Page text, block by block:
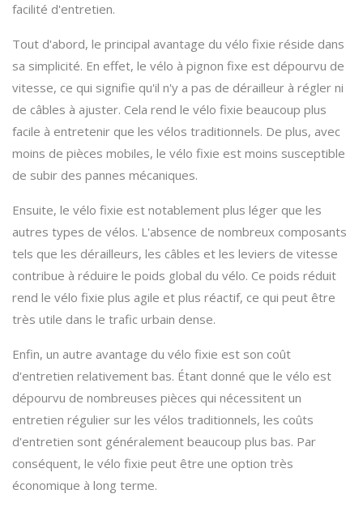
facilité d'entretien.
Tout d'abord, le principal avantage du vélo fixie réside dans
sa simplicité. En effet, le vélo à pignon fixe est dépourvu de
vitesse, ce qui signifie qu'il n'y a pas de dérailleur à régler ni
de câbles à ajuster. Cela rend le vélo fixie beaucoup plus
facile à entretenir que les vélos traditionnels. De plus, avec
moins de pièces mobiles, le vélo fixie est moins susceptible
de subir des pannes mécaniques.
Ensuite, le vélo fixie est notablement plus léger que les
autres types de vélos. L'absence de nombreux composants
tels que les dérailleurs, les câbles et les leviers de vitesse
contribue à réduire le poids global du vélo. Ce poids réduit
rend le vélo fixie plus agile et plus réactif, ce qui peut être
très utile dans le trafic urbain dense.
Enfin, un autre avantage du vélo fixie est son coût
d'entretien relativement bas. Étant donné que le vélo est
dépourvu de nombreuses pièces qui nécessitent un
entretien régulier sur les vélos traditionnels, les coûts
d'entretien sont généralement beaucoup plus bas. Par
conséquent, le vélo fixie peut être une option très
économique à long terme.